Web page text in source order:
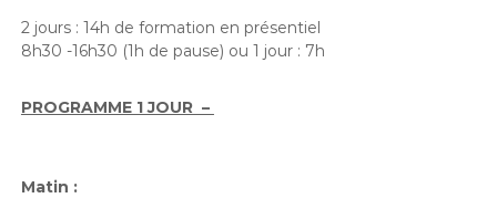
2 jours : 14h de formation en présentiel
8h30 -16h30 (1h de pause) ou 1 jour : 7h
PROGRAMME 1 JOUR –
Matin :